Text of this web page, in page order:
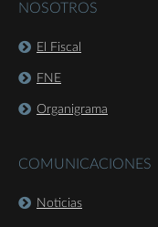
NOSOTROS
El Fiscal
FNE
Organigrama
COMUNICACIONES
Noticias